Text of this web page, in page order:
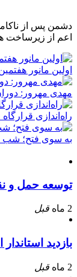
دشمن پس از
اعم از زیرساخت
اولین مانور
مهدی مهرور:
راه‌اندازی
به سوی فتح؛ شب
توسعه حمل و
2 ماه قبل
بازدید
2 ماه قبل